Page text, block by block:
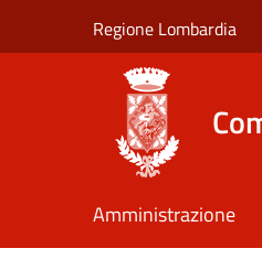
Regione Lombardia
Amministrazione